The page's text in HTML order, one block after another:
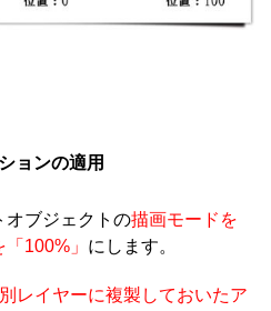
ョンの適用
オブジェクトの描画モードを
100%」 にします。
レイヤーに複製しておいたア